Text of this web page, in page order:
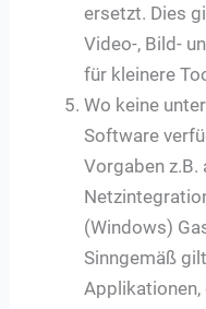
ersetzt. Dies
Video-, Bild-
für kleinere
Wo keine
Software
Vorgaben z.B.
(Windows)
Sinngemäß
Applikationen,